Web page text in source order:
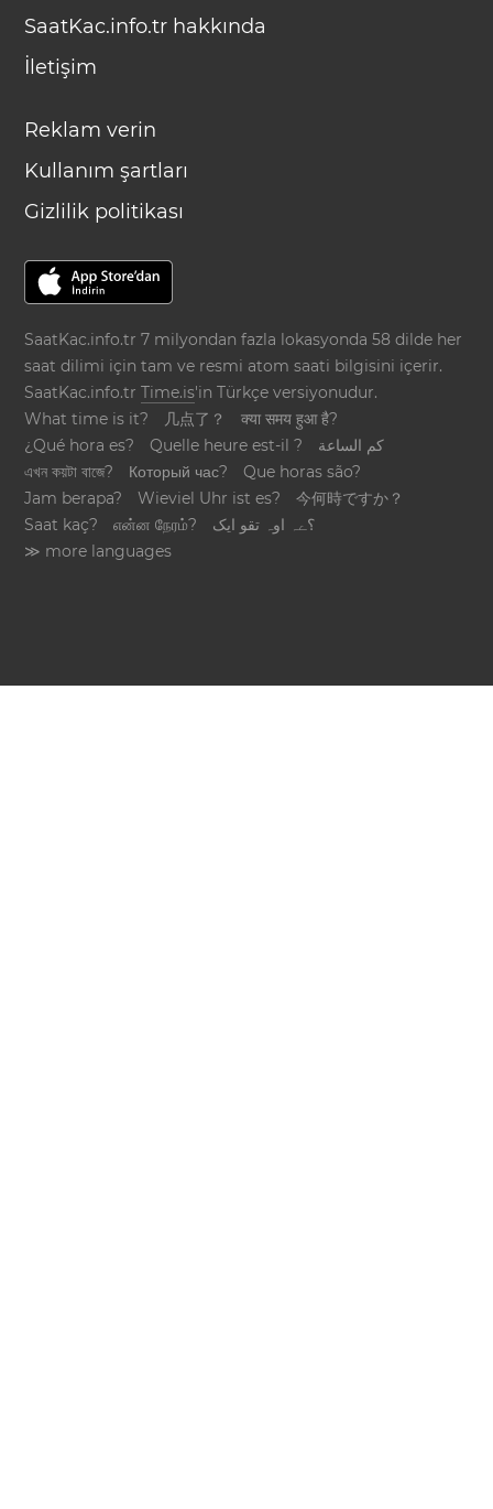
SaatKac.info.tr hakkında
İletişim
Reklam verin
Kullanım şartları
Gizlilik politikası
SaatKac.info.tr 7 milyondan fazla lokasyonda 58 dilde her
saat dilimi için tam ve resmi atom saati bilgisini içerir.
SaatKac.info.trTime.is'in Türkçe versiyonudur.
What time is it?
几点了？
क्या समय हुआ है?
¿Qué hora es?
Quelle heure est-il ?
كم الساعة
এখন কয়টা বাজে?
Который час?
Que horas são?
Jam berapa?
Wieviel Uhr ist es?
今何時ですか？
Saat kaç?
என்ன நேரம்?
؟ےہ اوہ تقو ایک
≫ more languages